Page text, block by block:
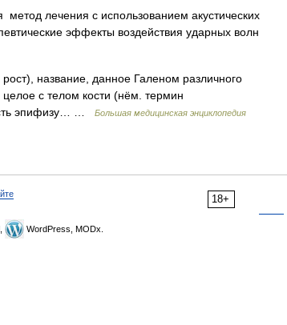
лечения с использованием акустических
эффекты воздействия ударных волн
название, данное Галеном различного
с телом кости (нём. термин
эпифизу… …
Большая медицинская энциклопедия
18+
WordPress, MODx.